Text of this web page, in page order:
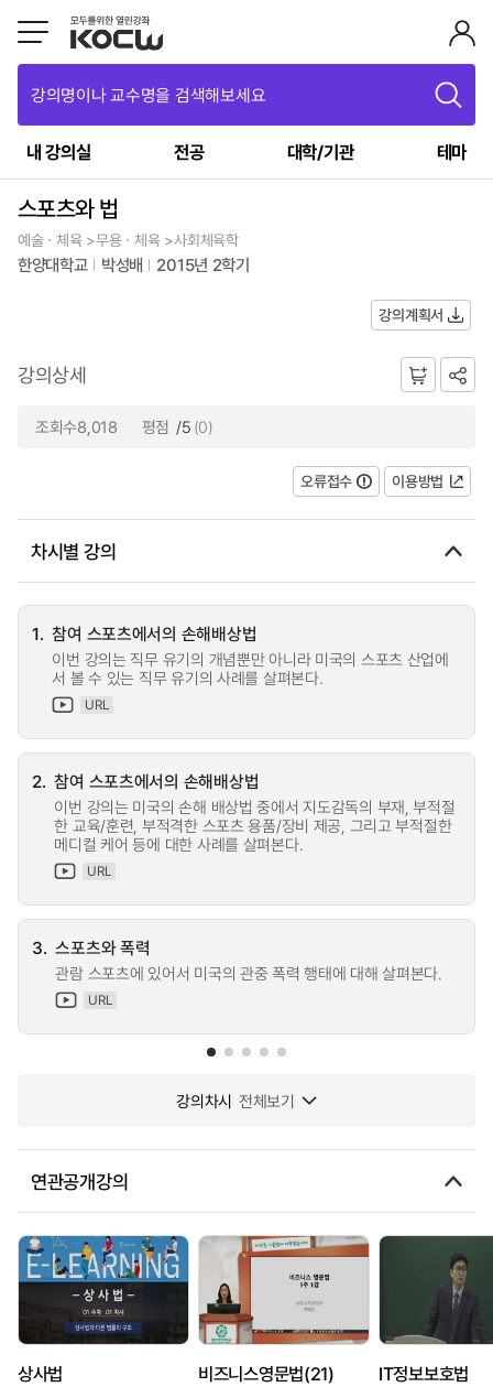
강의명이나 교수명을 검색해보세요
내 강의실 전공 대학/기관 테마
스포츠와 법
예술ㆍ체육 >무용ㆍ체육 >사회체육학
한양대학교 박성배 2015년 2학기
강의계획서
강의상세
조회수8,018 평점 /5 (0)
오류접수 이용방법
차시별 강의
1. 참여 스포츠에서의 손해배상법
이번 강의는 직무 유기의 개념뿐만 아니라 미국의 스포츠 산업에
서 볼 수 있는 직무 유기의 사례를 살펴본다.
URL
2. 참여 스포츠에서의 손해배상법
이번 강의는 미국의 손해 배상법 중에서 지도감독의 부재, 부적절
한 교육/훈련, 부적격한 스포츠 용품/장비 제공, 그리고 부적절한
메디컬 케어 등에 대한 사례를 살펴본다.
URL
3. 스포츠와 폭력
관람 스포츠에 있어서 미국의 관중 폭력 행태에 대해 살펴본다.
URL
강의차시 전체보기
연관공개강의
상사법 비즈니스영문법(21) IT정보보호법